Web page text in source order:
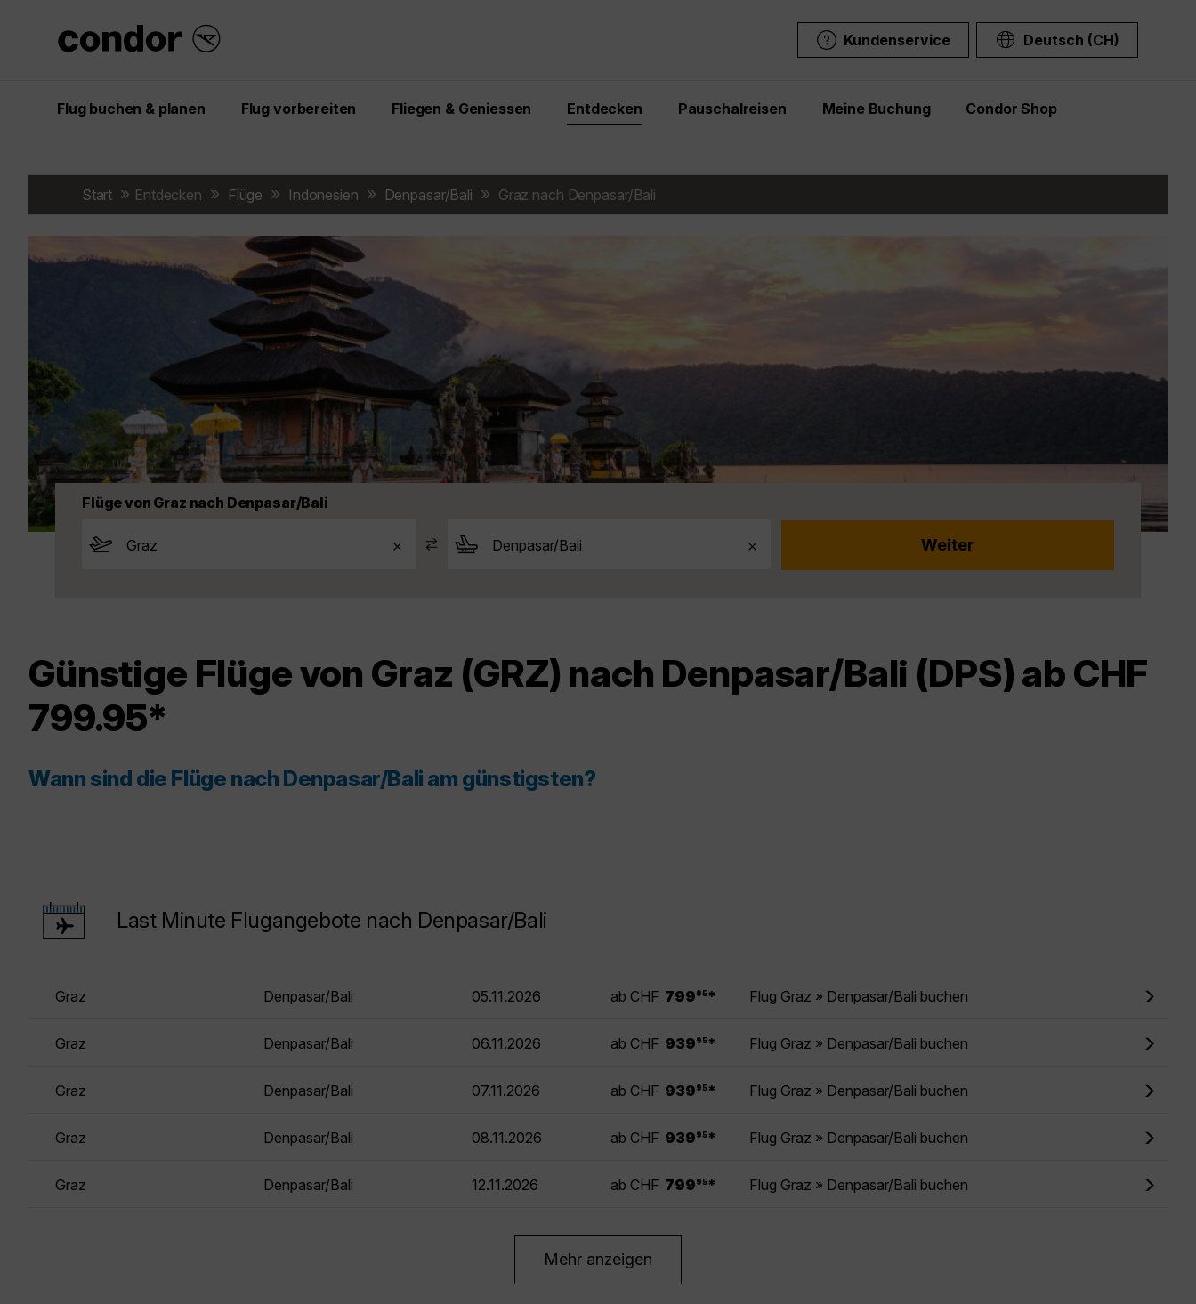
Kundenservice Deutsch (CH)
Flug buchen & planen Flug vorbereiten Fliegen & Geniessen Entdecken Pauschalreisen Meine Buchung Condor Shop
Start Entdecken Flüge Indonesien Denpasar/Bali Graz nach Denpasar/Bali
Flüge von Graz nach Denpasar/Bali
Günstige Flüge von Graz (GRZ) nach Denpasar/Bali (DPS) ab CHF
799.95*
Wann sind die Flüge nach Denpasar/Bali am günstigsten?
Last Minute Flugangebote nach Denpasar/Bali
Graz Denpasar/Bali 05.11.2026 ab CHF 799 95 * Flug Graz » Denpasar/Bali buchen
Graz Denpasar/Bali 06.11.2026 ab CHF 939 95 * Flug Graz » Denpasar/Bali buchen
Graz Denpasar/Bali 07.11.2026 ab CHF 939 95 * Flug Graz » Denpasar/Bali buchen
Graz Denpasar/Bali 08.11.2026 ab CHF 939 95 * Flug Graz » Denpasar/Bali buchen
Graz Denpasar/Bali 12.11.2026 ab CHF 799 95 * Flug Graz » Denpasar/Bali buchen
Mehr anzeigen